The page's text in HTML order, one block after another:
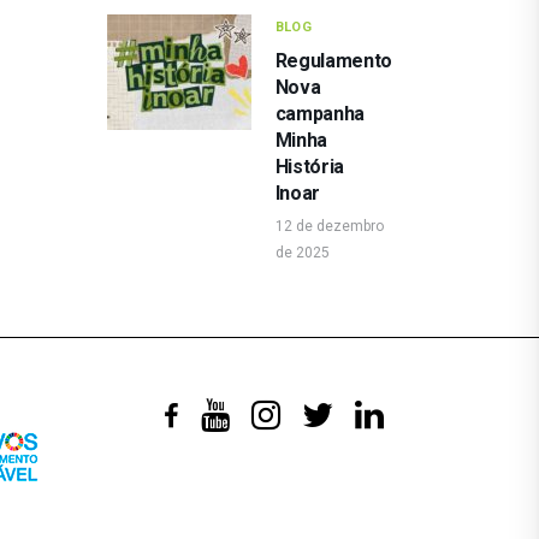
BLOG
Regulamento
Nova
campanha
Minha
História
Inoar
12 de dezembro
de 2025